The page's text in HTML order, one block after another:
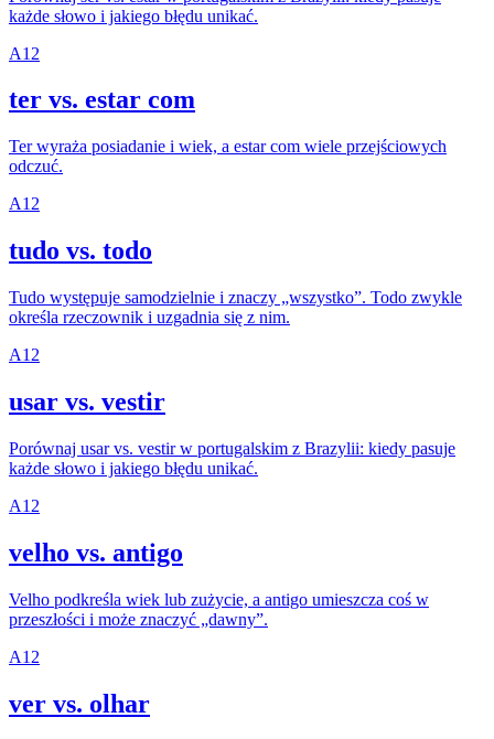
każde słowo i jakiego błędu unikać.
A1 2
ter vs. estar com
Ter wyraża posiadanie i wiek, a estar com wiele przejściowych
odczuć.
A1 2
tudo vs. todo
Tudo występuje samodzielnie i znaczy „wszystko”. Todo zwykle
określa rzeczownik i uzgadnia się z nim.
A1 2
usar vs. vestir
Porównaj usar vs. vestir w portugalskim z Brazylii: kiedy pasuje
każde słowo i jakiego błędu unikać.
A1 2
velho vs. antigo
Velho podkreśla wiek lub zużycie, a antigo umieszcza coś w
przeszłości i może znaczyć „dawny”.
A1 2
ver vs. olhar